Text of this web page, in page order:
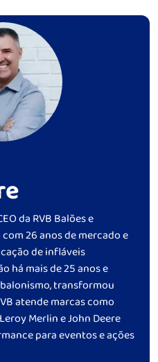
da RVB Balões e
26 anos de mercado e
de infláveis
há mais de 25 anos e
transformou
atende marcas como
Merlin e John Deere
para eventos e ações